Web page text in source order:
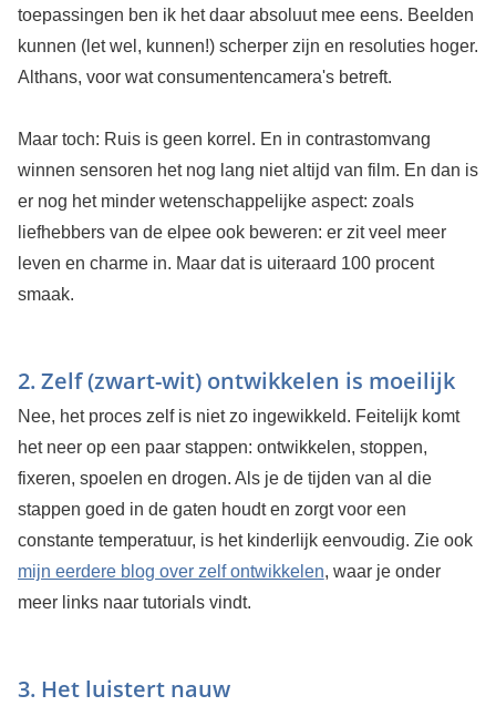
toepassingen ben ik het daar absoluut mee eens. Beelden
kunnen (let wel, kunnen!) scherper zijn en resoluties hoger.
Althans, voor wat consumentencamera's betreft.
Maar toch: Ruis is geen korrel. En in contrastomvang
winnen sensoren het nog lang niet altijd van film. En dan is
er nog het minder wetenschappelijke aspect: zoals
liefhebbers van de elpee ook beweren: er zit veel meer
leven en charme in. Maar dat is uiteraard 100 procent
smaak.
2. Zelf (zwart-wit) ontwikkelen is moeilijk
Nee, het proces zelf is niet zo ingewikkeld. Feitelijk komt
het neer op een paar stappen: ontwikkelen, stoppen,
fixeren, spoelen en drogen. Als je de tijden van al die
stappen goed in de gaten houdt en zorgt voor een
constante temperatuur, is het kinderlijk eenvoudig. Zie ook
mijn eerdere blog over zelf ontwikkelen, waar je onder
meer links naar tutorials vindt.
3. Het luistert nauw